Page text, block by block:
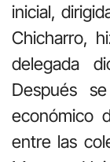
inicial,
Chicharro,
delegada
Después
económico
entre las